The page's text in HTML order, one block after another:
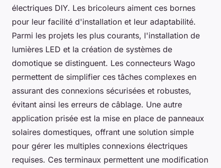
électriques DIY. Les bricoleurs aiment ces bornes
pour leur facilité d'installation et leur adaptabilité.
Parmi les projets les plus courants, l'installation de
lumières LED et la création de systèmes de
domotique se distinguent. Les connecteurs Wago
permettent de simplifier ces tâches complexes en
assurant des connexions sécurisées et robustes,
évitant ainsi les erreurs de câblage. Une autre
application prisée est la mise en place de panneaux
solaires domestiques, offrant une solution simple
pour gérer les multiples connexions électriques
requises. Ces terminaux permettent une modification